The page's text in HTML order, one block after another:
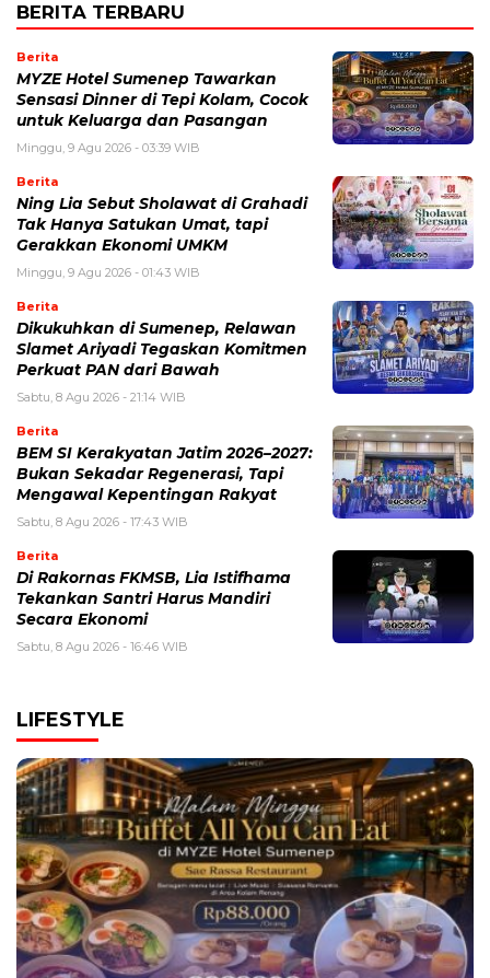
BERITA TERBARU
Berita
MYZE Hotel Sumenep Tawarkan
Sensasi Dinner di Tepi Kolam, Cocok
untuk Keluarga dan Pasangan
Minggu, 9 Agu 2026 - 03:39 WIB
Berita
Ning Lia Sebut Sholawat di Grahadi
Tak Hanya Satukan Umat, tapi
Gerakkan Ekonomi UMKM
Minggu, 9 Agu 2026 - 01:43 WIB
Berita
Dikukuhkan di Sumenep, Relawan
Slamet Ariyadi Tegaskan Komitmen
Perkuat PAN dari Bawah
Sabtu, 8 Agu 2026 - 21:14 WIB
Berita
BEM SI Kerakyatan Jatim 2026–2027:
Bukan Sekadar Regenerasi, Tapi
Mengawal Kepentingan Rakyat
Sabtu, 8 Agu 2026 - 17:43 WIB
Berita
Di Rakornas FKMSB, Lia Istifhama
Tekankan Santri Harus Mandiri
Secara Ekonomi
Sabtu, 8 Agu 2026 - 16:46 WIB
LIFESTYLE